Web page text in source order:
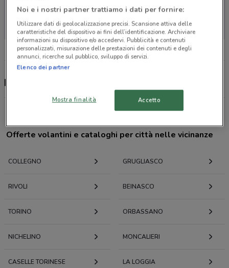
Non ci sono negozi nelle vicinanze
Hype, offerte e negozi
Offerte volantini e cataloghi per città nelle vicinanze
COLLEGNO GRUGLIASCO
RIVOLI BEINASCO
TORINO ORBASSANO
NICHELINO MONCALIERI
CASELLE TORINESE LA LOGGIA
Noi e i nostri partner trattiamo i dati per fornire:
Utilizzare dati di geolocalizzazione precisi. Scansione attiva delle
caratteristiche del dispositivo ai fini dell’identificazione. Archiviare
informazioni su dispositivo e/o accedervi. Pubblicità e contenuti
personalizzati, misurazione delle prestazioni dei contenuti e degli
annunci, ricerche sul pubblico, sviluppo di servizi.
Elenco dei partner
Mostra finalità Accetto